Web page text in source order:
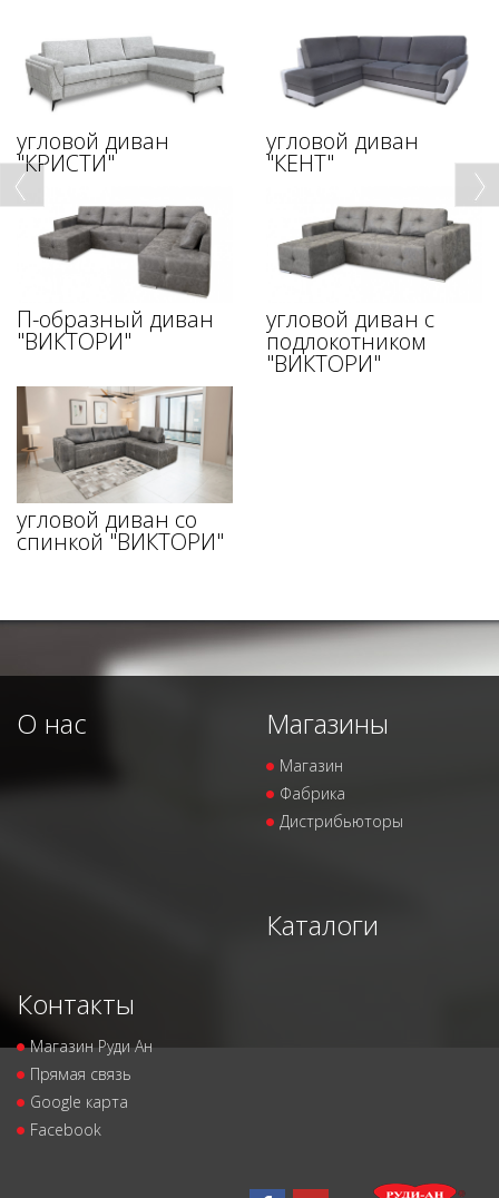
угловой диван
"КРИСТИ"
угловой диван
"КЕНТ"
П-образный диван
"ВИКТОРИ"
угловой диван с
подлокотником
"ВИКТОРИ"
угловой диван со
спинкой "ВИКТОРИ"
О нас Магазины
Магазин
Фабрика
Дистрибьюторы
Каталоги
Контакты
Магазин Руди Ан
Прямая связь
Google карта
Facebook